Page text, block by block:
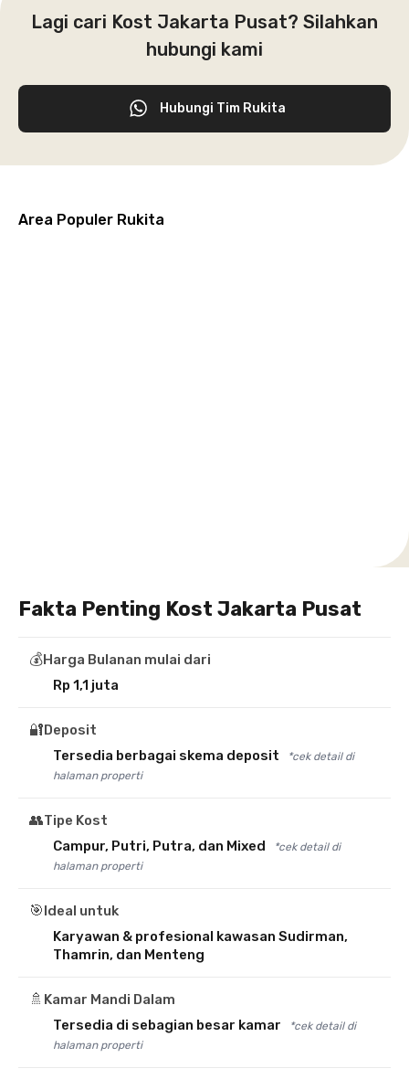
Lagi cari Kost Jakarta Pusat? Silahkan
hubungi kami
Hubungi Tim Rukita
Area Populer Rukita
Fakta Penting Kost Jakarta Pusat
💰Harga Bulanan mulai dari
Rp 1,1 juta
🔐Deposit
Tersedia berbagai skema deposit
*cek detail di
halaman properti
👥Tipe Kost
Campur, Putri, Putra, dan Mixed
*cek detail di
halaman properti
🎯Ideal untuk
Karyawan & profesional kawasan Sudirman,
Thamrin, dan Menteng
🚿 Kamar Mandi Dalam
Tersedia di sebagian besar kamar
*cek detail di
halaman properti